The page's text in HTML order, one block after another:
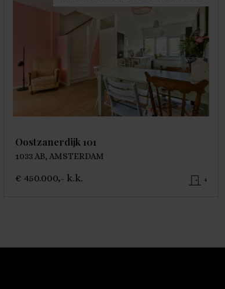
Oostzanerdijk 101
1033 AB, AMSTERDAM
€ 450.000,- k.k. 4